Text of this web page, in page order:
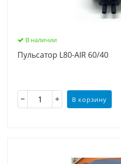
В наличии
Пульсатор L80-AIR 60/40
В корзину